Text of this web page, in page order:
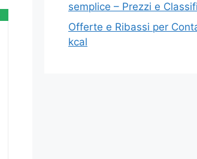
semplice – Prezzi e
Offerte e Ribassi per
kcal